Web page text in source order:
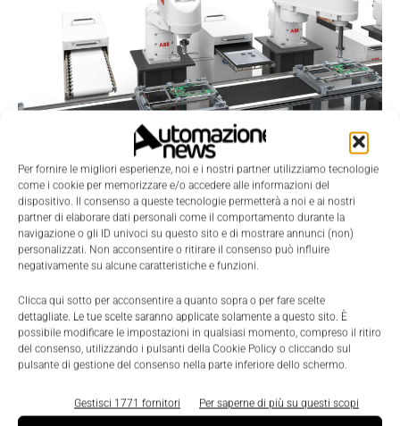
Per fornire le migliori esperienze, noi e i nostri partner utilizziamo tecnologie
come i cookie per memorizzare e/o accedere alle informazioni del
dispositivo. Il consenso a queste tecnologie permetterà a noi e ai nostri
partner di elaborare dati personali come il comportamento durante la
navigazione o gli ID univoci su questo sito e di mostrare annunci (non)
personalizzati. Non acconsentire o ritirare il consenso può influire
negativamente su alcune caratteristiche e funzioni.
Clicca qui sotto per acconsentire a quanto sopra o per fare scelte
dettagliate. Le tue scelte saranno applicate solamente a questo sito. È
possibile modificare le impostazioni in qualsiasi momento, compreso il ritiro
del consenso, utilizzando i pulsanti della Cookie Policy o cliccando sul
pulsante di gestione del consenso nella parte inferiore dello schermo.
Gestisci 1771 fornitori Per saperne di più su questi scopi
Robot SCARA per assemblaggi più veloci
ad alta precisione
Marta Roberti - 24 Settembre 2021